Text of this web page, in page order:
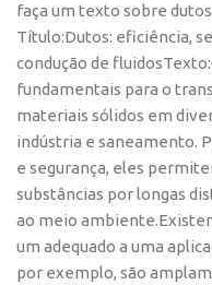
faça um texto sobre
Título:Dutos: eficiência,
condução de
fundamentais para o
materiais sólidos em
indústria e saneamento.
e segurança, eles
substâncias por longas
ao meio
um adequado a uma
por exemplo, são